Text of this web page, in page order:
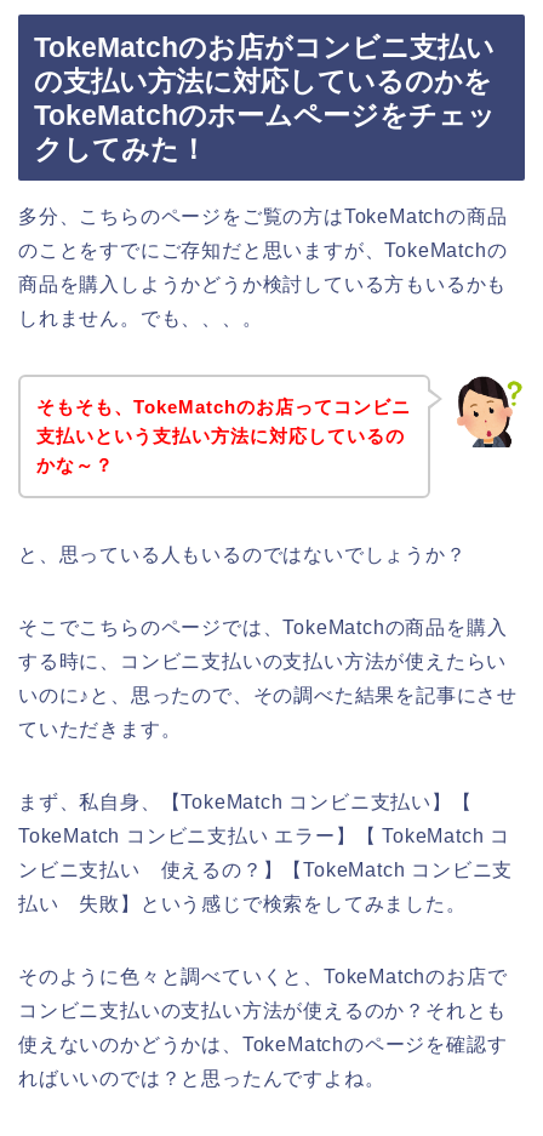
TokeMatchのお店がコンビニ支払い
の支払い方法に対応しているのかを
TokeMatchのホームページをチェッ
クしてみた！
多分、こちらのページをご覧の方はTokeMatchの商品
のことをすでにご存知だと思いますが、TokeMatchの
商品を購入しようかどうか検討している方もいるかも
しれません。でも、、、。
そもそも、TokeMatchのお店ってコンビニ
支払いという支払い方法に対応しているの
かな～？
と、思っている人もいるのではないでしょうか？
そこでこちらのページでは、TokeMatchの商品を購入
する時に、コンビニ支払いの支払い方法が使えたらい
いのに♪と、思ったので、その調べた結果を記事にさせ
ていただきます。
まず、私自身、【TokeMatch コンビニ支払い】【
TokeMatch コンビニ支払い エラー】【 TokeMatch コ
ンビニ支払い 使えるの？】【TokeMatch コンビニ支
払い 失敗】という感じで検索をしてみました。
そのように色々と調べていくと、TokeMatchのお店で
コンビニ支払いの支払い方法が使えるのか？それとも
使えないのかどうかは、TokeMatchのページを確認す
ればいいのでは？と思ったんですよね。